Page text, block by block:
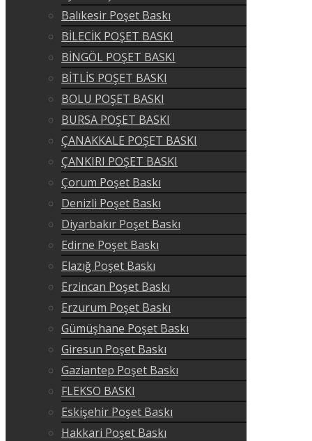
Balıkesir Poşet Baskı
BİLECİK POŞET BASKI
BİNGÖL POŞET BASKI
BİTLİS POŞET BASKI
BOLU POŞET BASKI
BURSA POŞET BASKI
ÇANAKKALE POŞET BASKI
ÇANKIRI POŞET BASKI
Çorum Poşet Baskı
Denizli Poşet Baskı
Diyarbakır Poşet Baskı
Edirne Poşet Baskı
Elazığ Poşet Baskı
Erzincan Poşet Baskı
Erzurum Poşet Baskı
Gümüşhane Poşet Baskı
Giresun Poşet Baskı
Gaziantep Poşet Baskı
FLEKSO BASKI
Eskişehir Poşet Baskı
Hakkari Poşet Baskı